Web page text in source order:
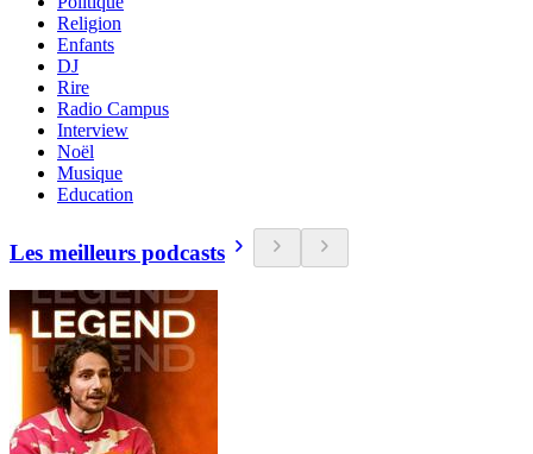
Religion
Enfants
DJ
Rire
Radio Campus
Interview
Noël
Musique
Education
Les meilleurs podcasts